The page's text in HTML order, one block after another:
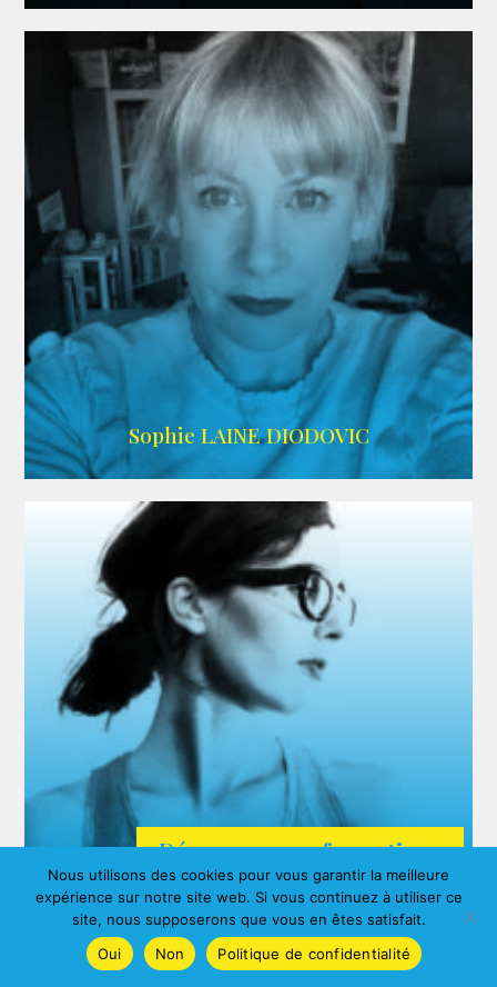
WIKIPEDIA
Sophie LAINE DIODOVIC
ARDA
Agnes ALBERNY
Découvrez nos formations
Nous utilisons des cookies pour vous garantir la meilleure
expérience sur notre site web. Si vous continuez à utiliser ce
site, nous supposerons que vous en êtes satisfait.
Oui
Non Politique de confidentialité